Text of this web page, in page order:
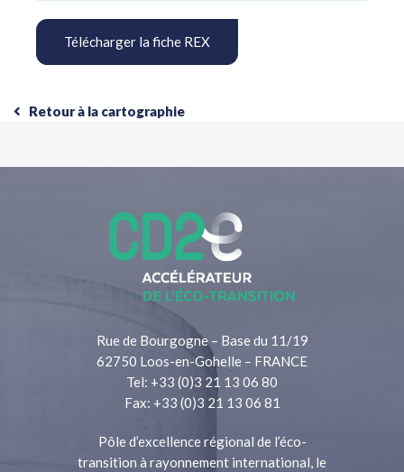
Télécharger la fiche REX
Retour à la cartographie
Rue de Bourgogne – Base du 11/19
62750 Loos-en-Gohelle – FRANCE
Tel: +33 (0)3 21 13 06 80
Fax: +33 (0)3 21 13 06 81
Pôle d’excellence régional de l’éco-
transition à rayonnement international, le